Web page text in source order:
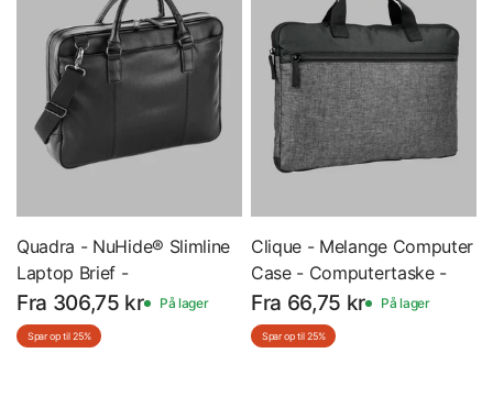
Quadra - NuHide® Slimline
Laptop Brief -
Computertaske - QD892
Fra 306,75 kr På lager
Spar op til 25%
Clique - Melange Computer
Case - Computertaske -
040303
Fra 66,75 kr På lager
Spar op til 25%